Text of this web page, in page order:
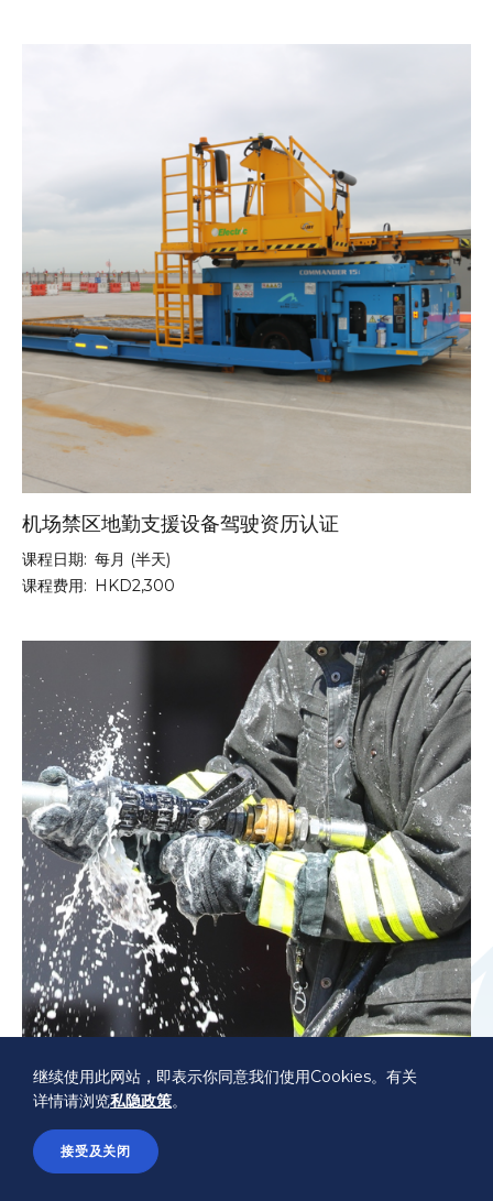
继续使用此网站，即表示你同意我们使用Cookies。有关
详情请浏览私隐政策。
接受及关闭
机场禁区地勤支援设备驾驶资历认证
课程日期: 每月 (半天)
课程费用: HKD2,300
课程日期: 01/12/2026 – 10/12/2026 (8 天)